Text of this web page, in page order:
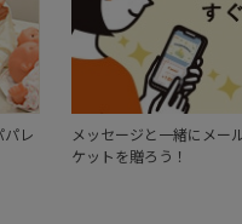
パレ
メッセージと一緒にメー
ケットを贈ろう！